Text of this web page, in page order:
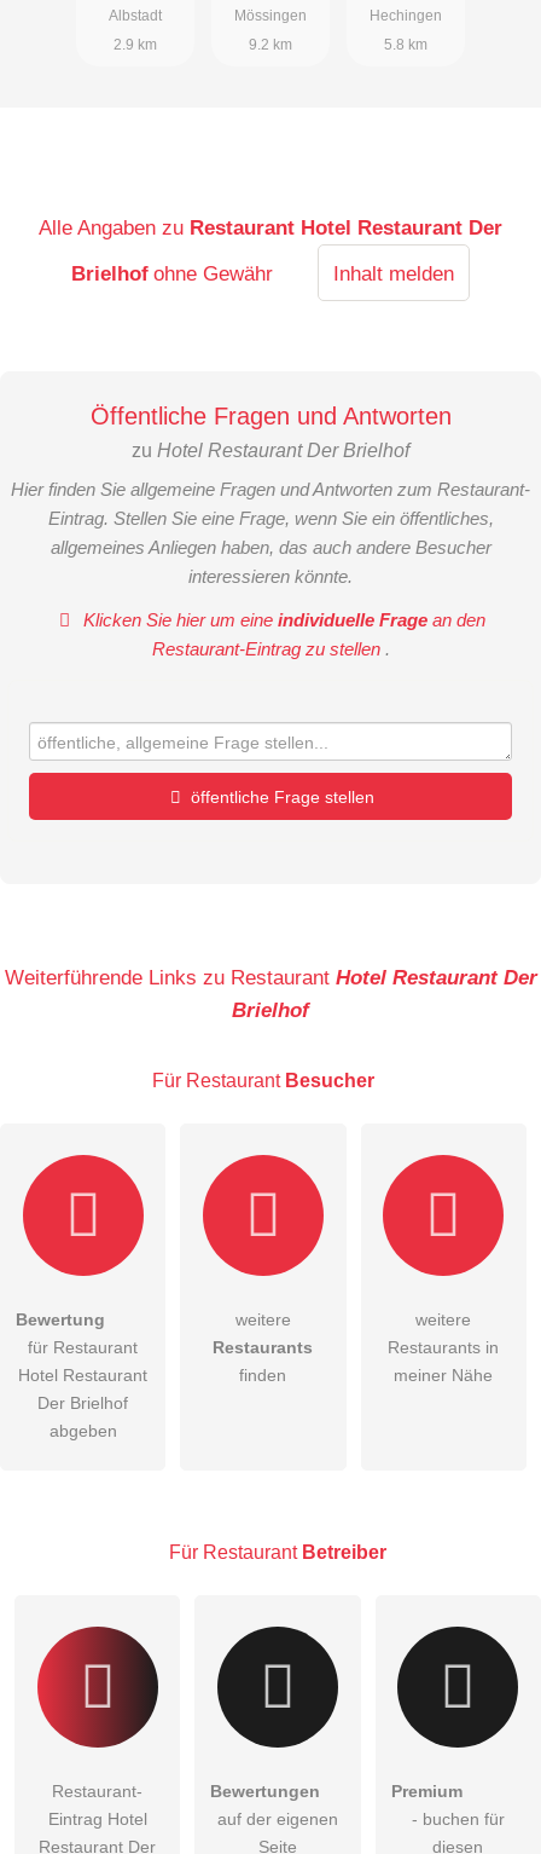
Albstadt
2.9 km
Mössingen
9.2 km
Hechingen
5.8 km
Alle Angaben zu Restaurant Hotel Restaurant Der
Brielhof ohne Gewähr Inhalt melden
Öffentliche Fragen und Antworten
zu Hotel Restaurant Der Brielhof
Hier finden Sie allgemeine Fragen und Antworten zum Restaurant-
Eintrag. Stellen Sie eine Frage, wenn Sie ein öffentliches,
allgemeines Anliegen haben, das auch andere Besucher
interessieren könnte.
Klicken Sie hier um eineindividuelle Frage an den
Restaurant-Eintrag zu stellen .
öffentliche Frage stellen
Die Datenschutzerklärunghabe ich zur Kenntnis genommen.
öffentliche Frage stellen
Restaurant-Eintrag zu stellen.
Weiterführende Links zu Restaurant Hotel Restaurant Der
Brielhof
Für Restaurant Besucher
Bewertung
für Restaurant
Hotel Restaurant
Der Brielhof
abgeben
weitere
Restaurants
finden
weitere
Restaurants in
meiner Nähe
Für Restaurant Betreiber
Restaurant-
Eintrag Hotel
Restaurant Der
Bewertungen
auf der eigenen
Seite
Premium
- buchen für
diesen